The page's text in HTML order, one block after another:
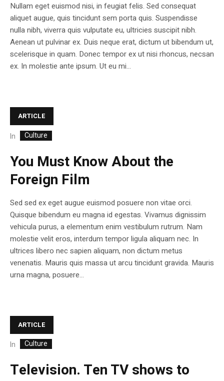
Nullam eget euismod nisi, in feugiat felis. Sed consequat
aliquet augue, quis tincidunt sem porta quis. Suspendisse
nulla nibh, viverra quis vulputate eu, ultricies suscipit nibh.
Aenean ut pulvinar ex. Duis neque erat, dictum ut bibendum ut,
scelerisque in quam. Donec tempor ex ut nisi rhoncus, necsan
ex. In molestie ante ipsum. Ut eu mi...
ARTICLE
In Culture
You Must Know About the
Foreign Film
Sed sed ex eget augue euismod posuere non vitae orci.
Quisque bibendum eu magna id egestas. Vivamus dignissim
vehicula purus, a elementum enim vestibulum rutrum. Nam
molestie velit eros, interdum tempor ligula aliquam nec. In
ultrices libero nec sapien aliquam, non dictum metus
venenatis. Mauris quis massa ut arcu tincidunt gravida. Mauris
urna magna, posuere...
ARTICLE
In Culture
Television. Ten TV shows to